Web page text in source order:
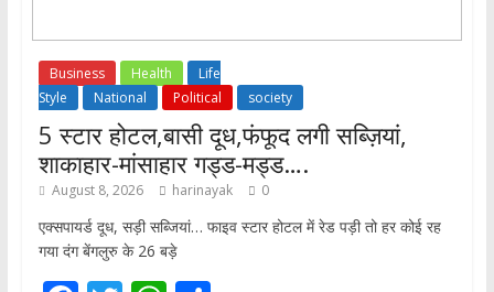
Business Health
Life
Style
National Political society
5 स्टार होटल,बासी दूध,फंफूद लगी सब्ज़ियां,
शाकाहार-मांसाहार गड्ड-मड्ड….
August 8, 2026 harinayak 0
एक्सपायर्ड दूध, सड़ी सब्जियां… फाइव स्टार होटल में रेड पड़ी तो हर कोई रह
गया दंग बेंगलुरु के 26 बड़े